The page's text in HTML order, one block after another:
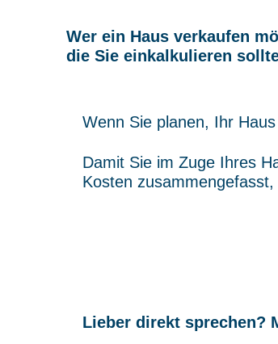
Wer ein Haus verkaufen
die Sie einkalkulieren
Wenn Sie planen, Ihr
Damit Sie im Zuge Ihres
Kosten
Lieber direkt sprechen?